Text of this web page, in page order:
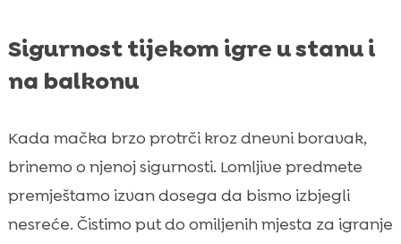
Sigurnost tijekom igre u stanu i
na balkonu
Kada mačka brzo protrči kroz dnevni boravak,
brinemo o njenoj sigurnosti. Lomljive predmete
premještamo izvan dosega da bismo izbjegli
nesreće. Čistimo put do omiljenih mjesta za igranje